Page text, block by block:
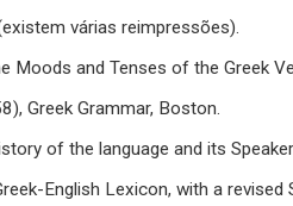
várias reimpressões).
Moods and Tenses of the Greek
Greek Grammar, Boston.
of the language and its
English Lexicon, with a revised